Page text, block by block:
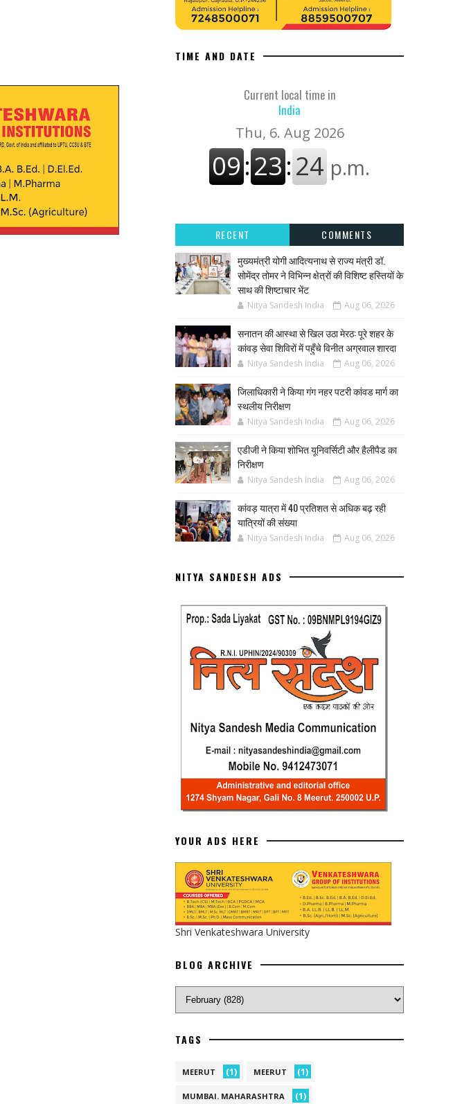
TIME AND DATE
Current local time in
India
RECENT
COMMENTS
मुख्यमंत्री योगी आदित्यनाथ से राज्य मंत्री डॉ.
सोमेंद्र तोमर ने विभिन्न क्षेत्रों की विशिष्ट हस्तियों के
साथ की शिष्टाचार भेंट
Nitya Sandesh India Aug 06, 2026
सनातन की आस्था से खिल उठा मेरठ: पूरे शहर के
कांवड़ सेवा शिविरों में पहुँचे विनीत अग्रवाल शारदा
Nitya Sandesh India Aug 06, 2026
जिलाधिकारी ने किया गंग नहर पटरी कांवड मार्ग का
स्थलीय निरीक्षण
Nitya Sandesh India Aug 06, 2026
एडीजी ने किया शोभित यूनिवर्सिटी और हैलीपैड का
निरीक्षण
Nitya Sandesh India Aug 06, 2026
कांवड़ यात्रा में 40 प्रतिशत से अधिक बढ़ रही
यात्रियों की संख्या
Nitya Sandesh India Aug 06, 2026
NITYA SANDESH ADS
YOUR ADS HERE
Shri Venkateshwara University
BLOG ARCHIVE
TAGS
MEERUT (1) MEERUT (1)
MUMBAI. MAHARASHTRA (1)